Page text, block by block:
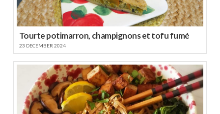
Tourte potimarron, champignons et tofu fumé
23 DECEMBER 2024